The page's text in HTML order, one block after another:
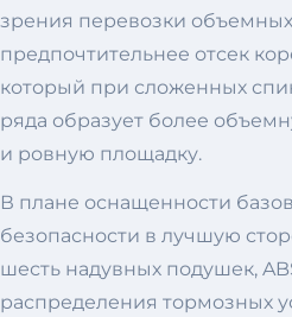
зрения перевозки
предпочтительнее отсек
который при сложенных
ряда образует более
и ровную площадку.
В плане оснащенности
безопасности в лучшую
шесть надувных подушек,
распределения тормозных